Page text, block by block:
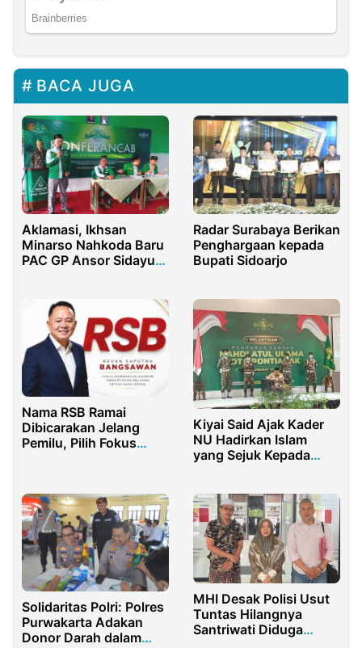
BACA JUGA
Aklamasi, Ikhsan
Minarso Nahkoda Baru
PAC GP Ansor Sidayu
Radar Surabaya Berikan
Penghargaan kepada
Bupati Sidoarjo
Nama RSB Ramai
Dibicarakan Jelang
Pemilu, Pilih Fokus
Kiyai Said Ajak Kader
NU Hadirkan Islam
yang Sejuk Kepada
Solidaritas Polri: Polres
Purwakarta Adakan
Donor Darah dalam
MHI Desak Polisi Usut
Tuntas Hilangnya
Santriwati Diduga